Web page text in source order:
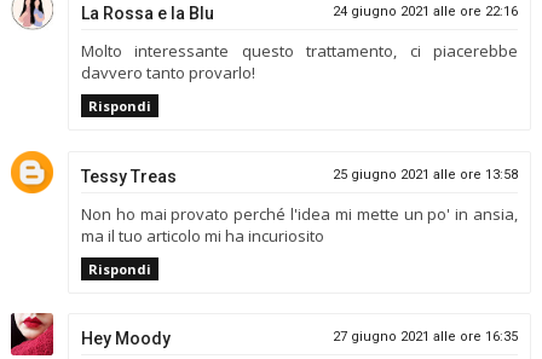
La Rossa e la Blu 24 giugno 2021 alle ore 22:16
Molto interessante questo trattamento, ci piacerebbe
davvero tanto provarlo!
Rispondi
Tessy Treas 25 giugno 2021 alle ore 13:58
Non ho mai provato perché l'idea mi mette un po' in ansia,
ma il tuo articolo mi ha incuriosito
Rispondi
Hey Moody 27 giugno 2021 alle ore 16:35